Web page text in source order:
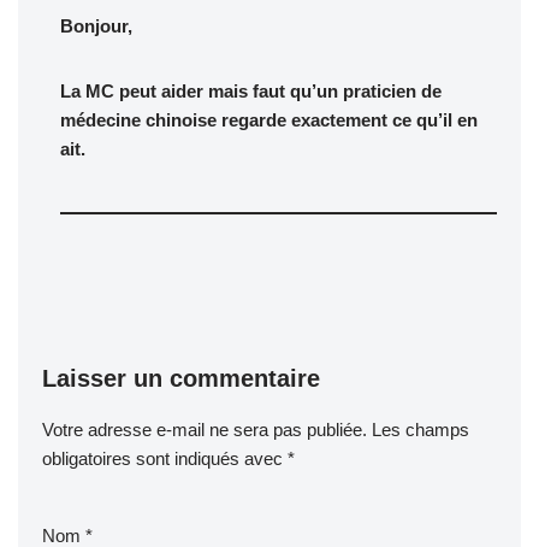
Bonjour,
La MC peut aider mais faut qu’un praticien de
médecine chinoise regarde exactement ce qu’il en
ait.
Laisser un commentaire
Votre adresse e-mail ne sera pas publiée. Les champs
obligatoires sont indiqués avec *
Nom *